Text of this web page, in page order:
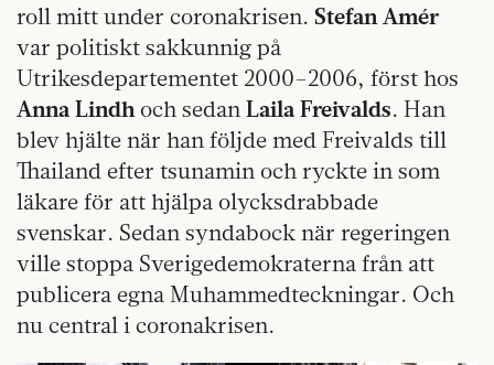
roll mitt under coronakrisen. Stefan Amér
var politiskt sakkunnig på
Utrikesdepartementet 2000­–2006, först hos
Anna Lindh och sedan Laila Freivalds. Han
blev hjälte när han följde med Freivalds till
Thailand efter tsunamin och ryckte in som
läkare för att hjälpa olycksdrabbade
svenskar. Sedan syndabock när regeringen
ville stoppa Sverigedemokraterna från att
publicera egna Muhammedteckningar. Och
nu central i coronakrisen.